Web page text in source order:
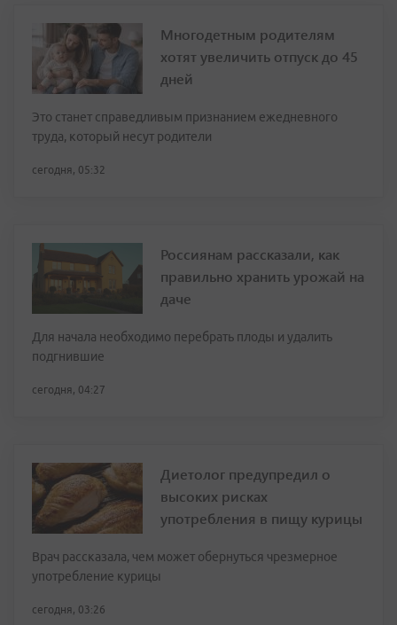
Многодетным родителям
хотят увеличить отпуск до 45
дней
Это станет справедливым признанием ежедневного
труда, который несут родители
сегодня, 05:32
Россиянам рассказали, как
правильно хранить урожай на
даче
Для начала необходимо перебрать плоды и удалить
подгнившие
сегодня, 04:27
Диетолог предупредил о
высоких рисках
употребления в пищу курицы
Врач рассказала, чем может обернуться чрезмерное
употребление курицы
сегодня, 03:26